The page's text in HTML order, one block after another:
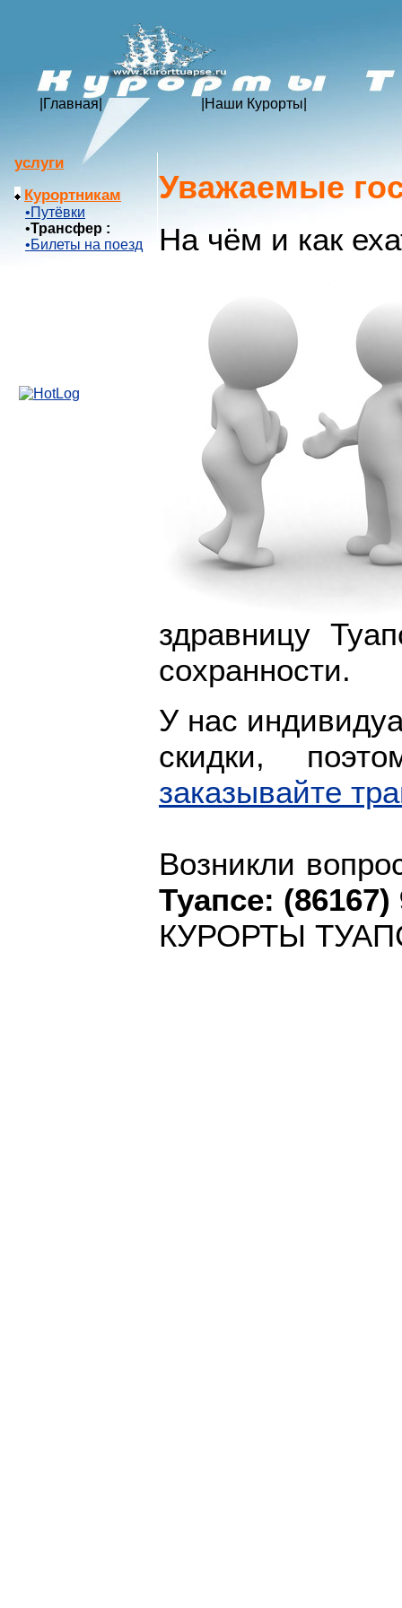
Главная Наши Курорты
услуги
Курортникам
•Путёвки
•Трансфер :
•Билеты на поезд
Уважаемые
На чём и как
здравницу
сохранности.
У нас
скидки,
заказывайте
Возникли
Туапсе: (86167)
КУРОРТЫ